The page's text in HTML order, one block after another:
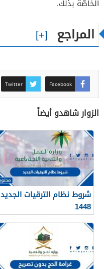
الخاصّة بذلك.
المراجع
Facebook
Twitter
الزوار شاهدو أيضاً
شروط نظام الترقيات الجديد
1448